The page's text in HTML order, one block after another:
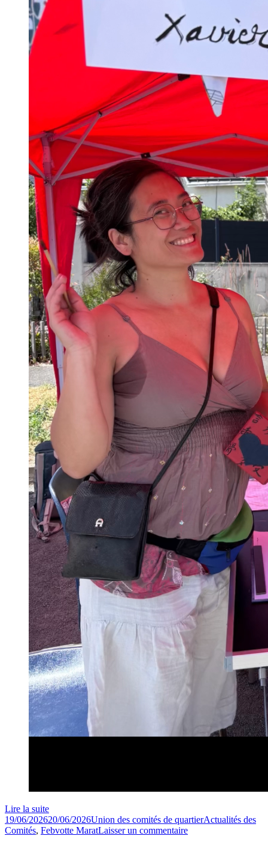
Lire la suite
Publié
le
19/06/202620/06/2026Auteur
Union des comités de quartierCatégories
Actualités des
Comités, Febvotte MaratLaisser un commentairesur